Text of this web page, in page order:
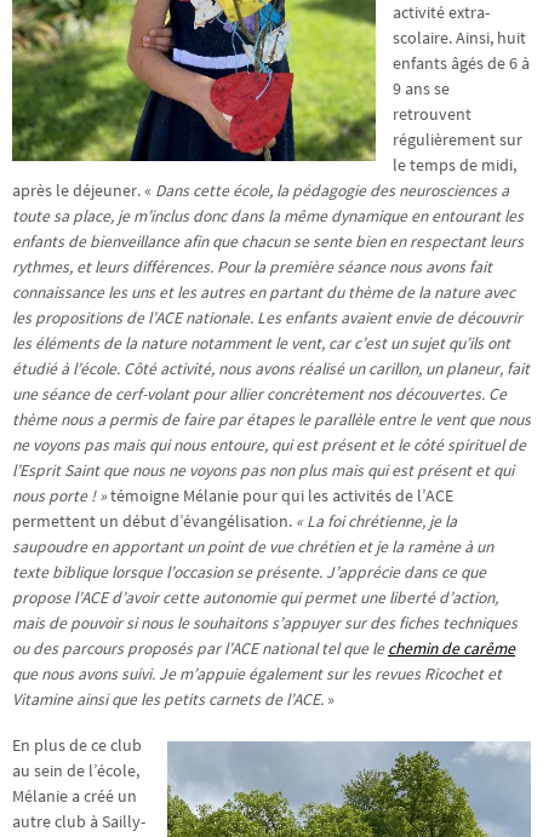
activité extra-
scolaire. Ainsi, huit
enfants âgés de 6 à
9 ans se
retrouvent
régulièrement sur
le temps de midi,
après le déjeuner. « Dans cette école, la pédagogie des neurosciences a
toute sa place, je m’inclus donc dans la même dynamique en entourant les
enfants de bienveillance afin que chacun se sente bien en respectant leurs
rythmes, et leurs différences. Pour la première séance nous avons fait
connaissance les uns et les autres en partant du thème de la nature avec
les propositions de l’ACE nationale. Les enfants avaient envie de découvrir
les éléments de la nature notamment le vent, car c’est un sujet qu’ils ont
étudié à l’école. Côté activité, nous avons réalisé un carillon, un planeur, fait
une séance de cerf-volant pour allier concrètement nos découvertes. Ce
thème nous a permis de faire par étapes le parallèle entre le vent que nous
ne voyons pas mais qui nous entoure, qui est présent et le côté spirituel de
l’Esprit Saint que nous ne voyons pas non plus mais qui est présent et qui
nous porte ! »témoigne Mélanie pour qui les activités de l’ACE
permettent un début d’évangélisation. « La foi chrétienne, je la
saupoudre en apportant un point de vue chrétien et je la ramène à un
texte biblique lorsque l’occasion se présente. J’apprécie dans ce que
propose l’ACE d’avoir cette autonomie qui permet une liberté d’action,
mais de pouvoir si nous le souhaitons s’appuyer sur des fiches techniques
ou des parcours proposés par l’ACE national tel que lechemin de carême
que nous avons suivi. Je m’appuie également sur les revues Ricochet et
Vitamine ainsi que les petits carnets de l’ACE. »
En plus de ce club
au sein de l’école,
Mélanie a créé un
autre club à Sailly-